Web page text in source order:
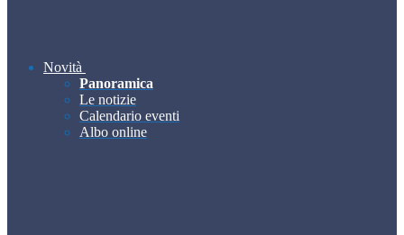
Novità
Panoramica
Le notizie
Calendario eventi
Albo online